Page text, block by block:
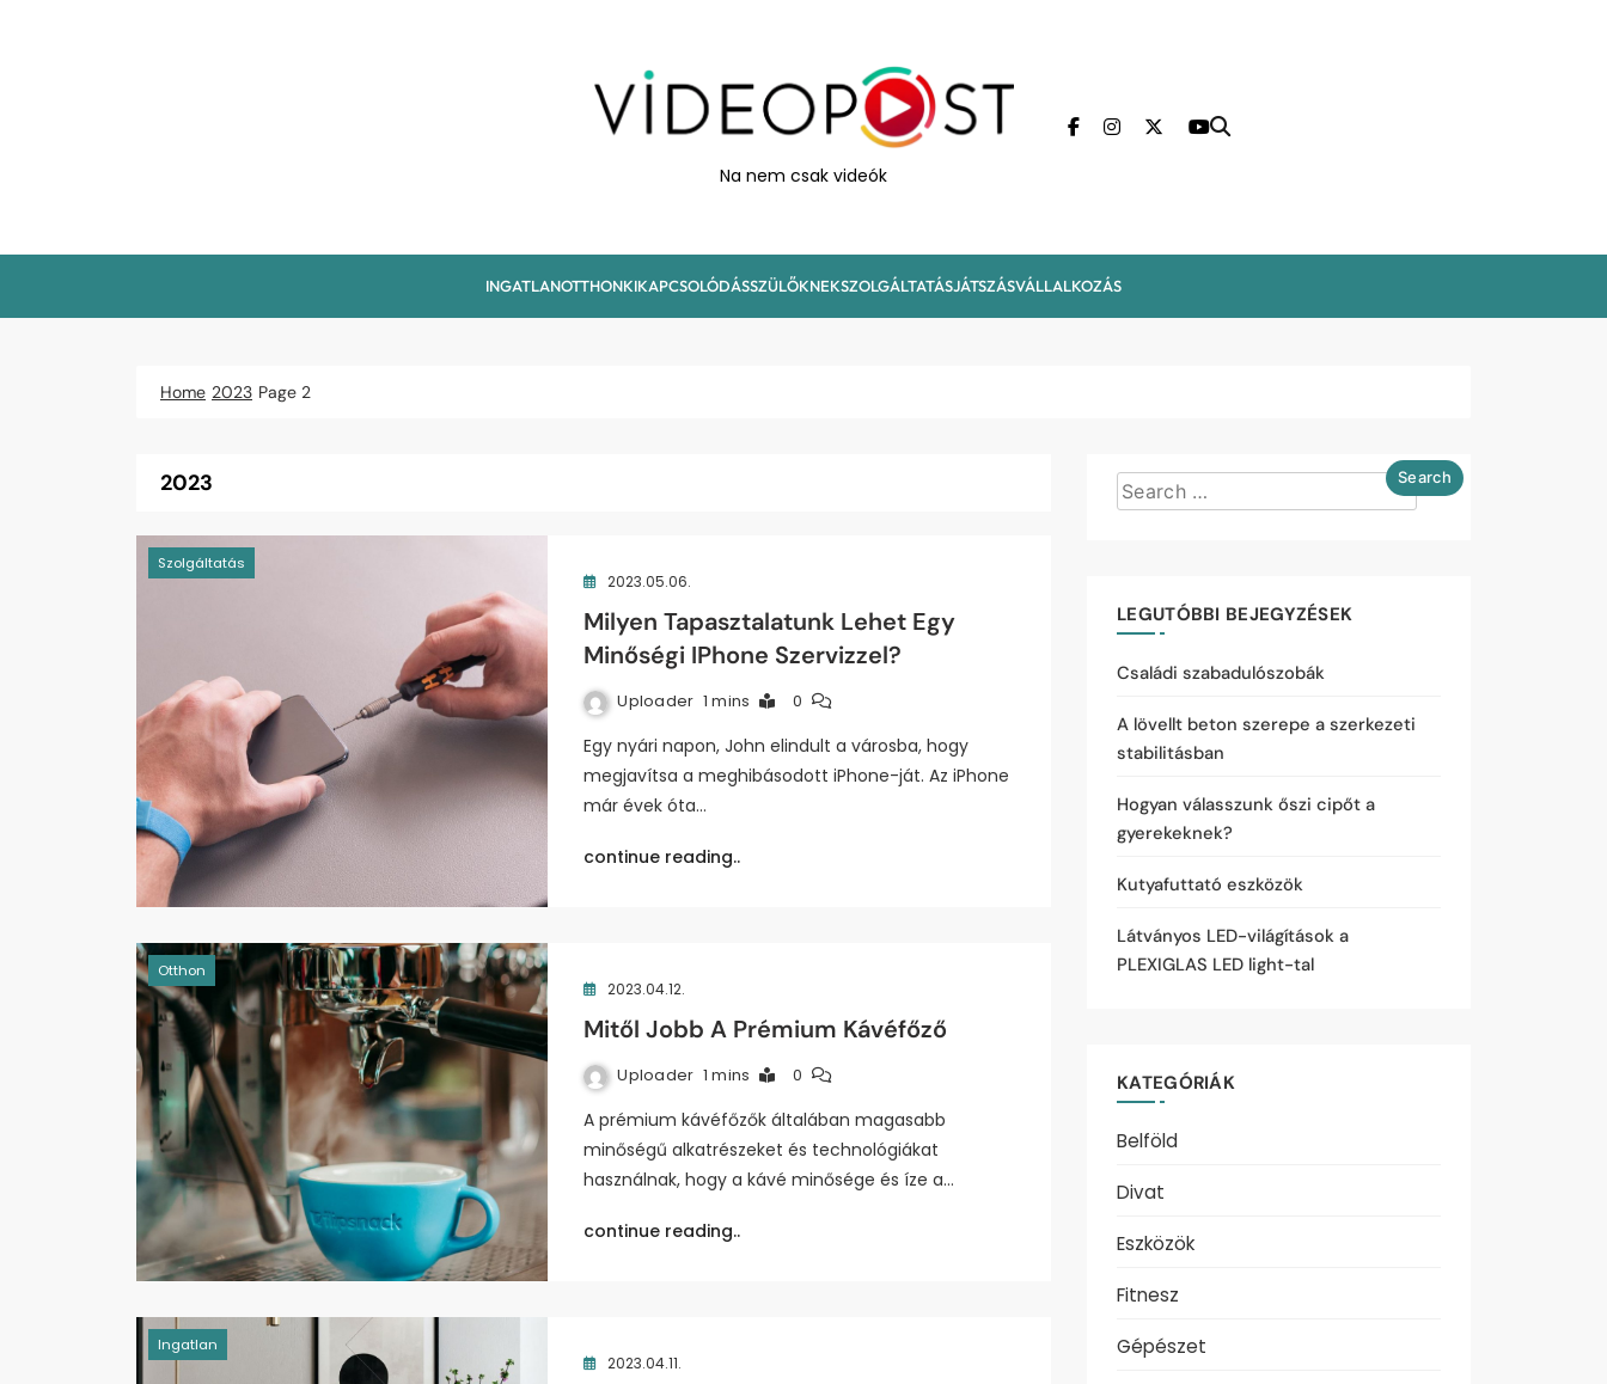
VideoPost
Na nem csak videók
INGATLANOTTHONKIKAPCSOLÓDÁSSZÜLŐKNEKSZOLGÁLTATÁSJÁTSZÁSVÁLLALKOZÁS
Home 2023 Page 2
2023
Szolgáltatás
2023.05.06.
Milyen Tapasztalatunk Lehet Egy
Minőségi IPhone Szervizzel?
Uploader 1 mins 0
Egy nyári napon, John elindult a városba, hogy
megjavítsa a meghibásodott iPhone-ját. Az iPhone
már évek óta…
continue reading..
Otthon
2023.04.12.
Mitől Jobb A Prémium Kávéfőző
Uploader 1 mins 0
A prémium kávéfőzők általában magasabb
minőségű alkatrészeket és technológiákat
használnak, hogy a kávé minősége és íze a…
continue reading..
Ingatlan
2023.04.11.
LEGUTÓBBI BEJEGYZÉSEK
Családi szabadulószobák
A lövellt beton szerepe a szerkezeti
stabilitásban
Hogyan válasszunk őszi cipőt a
gyerekeknek?
Kutyafuttató eszközök
Látványos LED-világítások a
PLEXIGLAS LED light-tal
KATEGÓRIÁK
Belföld
Divat
Eszközök
Fitnesz
Gépészet